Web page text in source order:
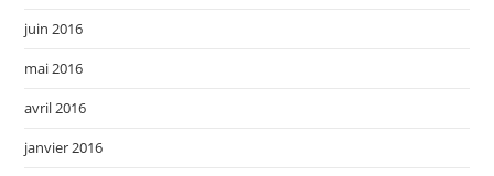
juin 2016
mai 2016
avril 2016
janvier 2016